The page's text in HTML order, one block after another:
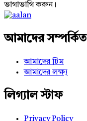
ভাগাভাগি করুন।
Adv
আমাদের সম্পর্কিত
আমাদের টিম
আমাদের লক্ষ্য
লিগ্যাল স্টাফ
Privacy Policy